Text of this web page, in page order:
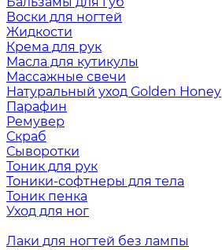
Воски для ногтей
Жидкости
Крема для рук
Масла для кутикулы
Массажные свечи
Натуральный уход Golden Honey
Парафин
Ремувер
Скраб
Сыворотки
Тоник для рук
Тоники-софтнеры для тела
Тоник пенка
Уход для ног
Лаки для ногтей без лампы